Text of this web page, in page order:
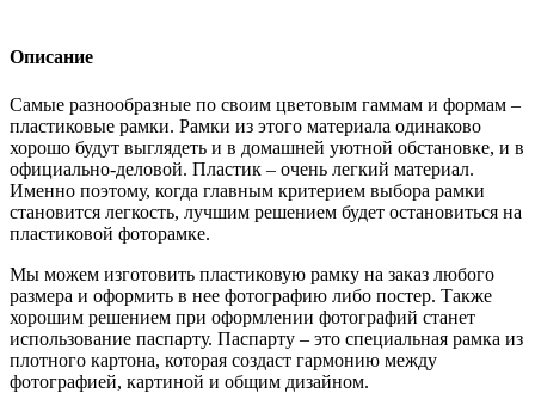
Описание
Самые разнообразные по своим цветовым гаммам и формам –
пластиковые рамки. Рамки из этого материала одинаково
хорошо будут выглядеть и в домашней уютной обстановке, и в
официально-деловой. Пластик – очень легкий материал.
Именно поэтому, когда главным критерием выбора рамки
становится легкость, лучшим решением будет остановиться на
пластиковой фоторамке.
Мы можем изготовить пластиковую рамку на заказ любого
размера и оформить в нее фотографию либо постер. Также
хорошим решением при оформлении фотографий станет
использование паспарту. Паспарту – это специальная рамка из
плотного картона, которая создаст гармонию между
фотографией, картиной и общим дизайном.